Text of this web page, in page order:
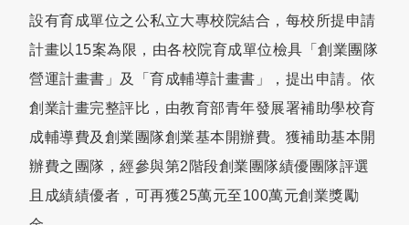
設有育成單位之公私立大專校院結合，每校所提申請
計畫以15案為限，由各校院育成單位檢具「創業團隊
營運計畫書」及「育成輔導計畫書」，提出申請。依
創業計畫完整評比，由教育部青年發展署補助學校育
成輔導費及創業團隊創業基本開辦費。獲補助基本開
辦費之團隊，經參與第2階段創業團隊績優團隊評選
且成績績優者，可再獲25萬元至100萬元創業獎勵